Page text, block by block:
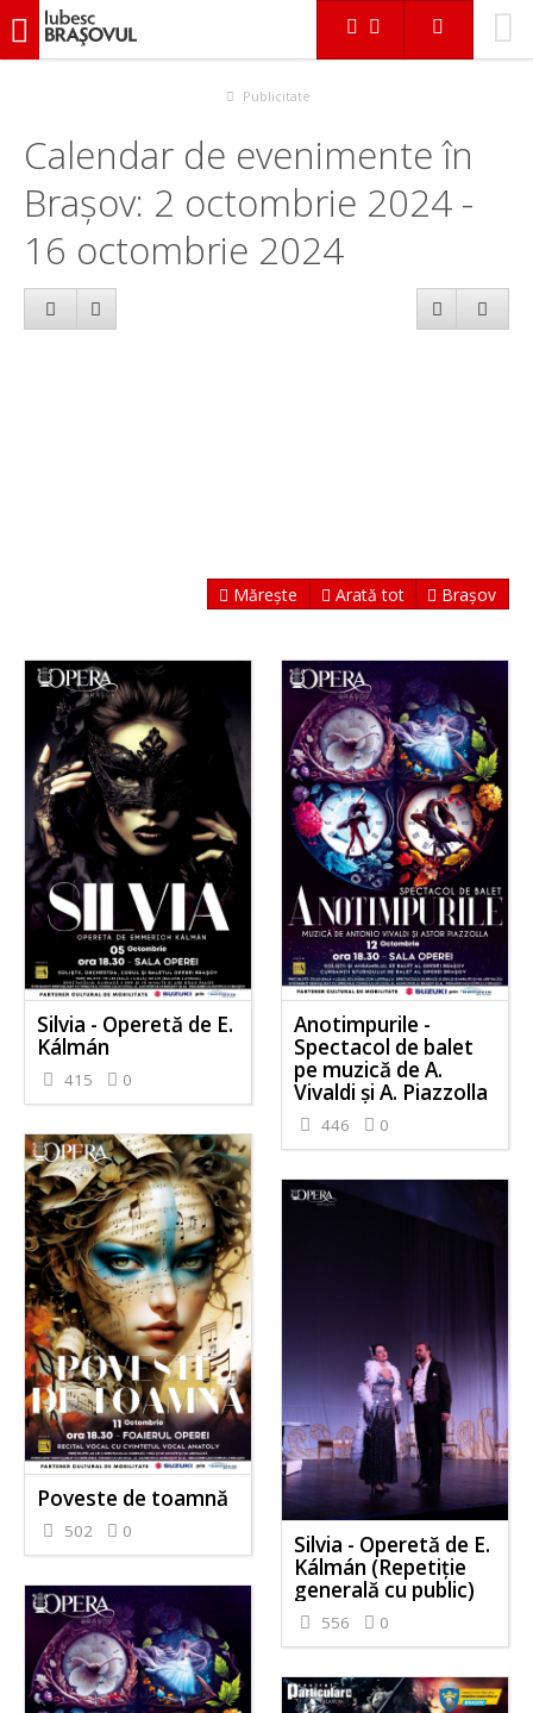
iubescbraşovul.ro
Publicitate
Calendar de evenimente în
Brașov: 2 octombrie 2024 -
16 octombrie 2024
Mărește Arată tot Brașov
Silvia - Operetă de E.
Kálmán
415 0
Anotimpurile -
Spectacol de balet
pe muzică de A.
Vivaldi și A. Piazzolla
446 0
Poveste de toamnă
502 0
Silvia - Operetă de E.
Kálmán (Repetiție
generală cu public)
556 0